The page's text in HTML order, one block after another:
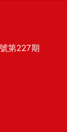
第227期